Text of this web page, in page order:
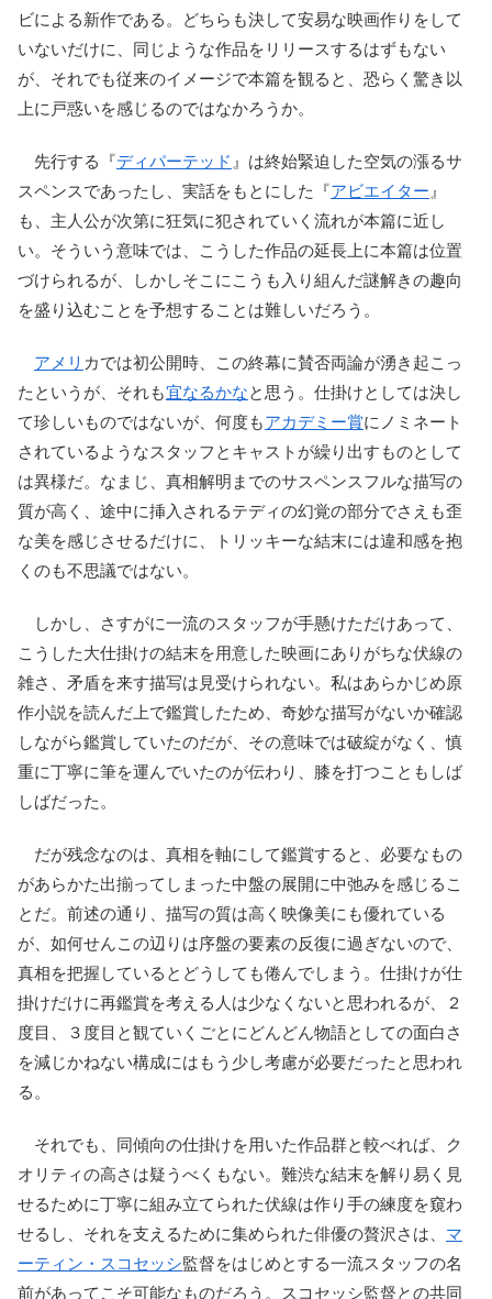
ビによる新作である。どちらも決して安易な映画作りをして
いないだけに、同じような作品をリリースするはずもない
が、それでも従来のイメージで本篇を観ると、恐らく驚き以
上に戸惑いを感じるのではなかろうか。
先行する『ディパーテッド 』は終始緊迫した空気の漲るサ
スペンスであったし、実話をもとにした『アビエイター 』
も、主人公が次第に狂気に犯されていく流れが本篇に近し
い。そういう意味では、こうした作品の延長上に本篇は位置
づけられるが、しかしそこにこうも入り組んだ謎解きの趣向
を盛り込むことを予想することは難しいだろう。
アメリ カでは初公開時、この終幕に賛否両論が湧き起こっ
たというが、それも宜なるかなと思う。仕掛けとしては決し
て珍しいものではないが、何度もアカデミー賞にノミネート
されているようなスタッフとキャストが繰り出すものとして
は異様だ。なまじ、真相解明までのサスペンスフルな描写の
質が高く、途中に挿入されるテディの幻覚の部分でさえも歪
な美を感じさせるだけに、トリッキーな結末には違和感を抱
くのも不思議ではない。
しかし、さすがに一流のスタッフが手懸けただけあって、
こうした大仕掛けの結末を用意した映画にありがちな伏線の
雑さ、矛盾を来す描写は見受けられない。私はあらかじめ原
作小説を読んだ上で鑑賞したため、奇妙な描写がないか確認
しながら鑑賞していたのだが、その意味では破綻がなく、慎
重に丁寧に筆を運んでいたのが伝わり、膝を打つこともしば
しばだった。
だが残念なのは、真相を軸にして鑑賞すると、必要なもの
があらかた出揃ってしまった中盤の展開に中弛みを感じるこ
とだ。前述の通り、描写の質は高く映像美にも優れている
が、如何せんこの辺りは序盤の要素の反復に過ぎないので、
真相を把握しているとどうしても倦んでしまう。仕掛けが仕
掛けだけに再鑑賞を考える人は少なくないと思われるが、２
度目、３度目と観ていくごとにどんどん物語としての面白さ
を減じかねない構成にはもう少し考慮が必要だったと思われ
る。
それでも、同傾向の仕掛けを用いた作品群と較べれば、ク
オリティの高さは疑うべくもない。難渋な結末を解り易く見
せるために丁寧に組み立てられた伏線は作り手の練度を窺わ
せるし、それを支えるために集められた俳優の贅沢さは、 マ
ーティン・スコセッシ監督をはじめとする一流スタッフの名
前があってこそ可能なものだろう。スコセッシ監督との共同